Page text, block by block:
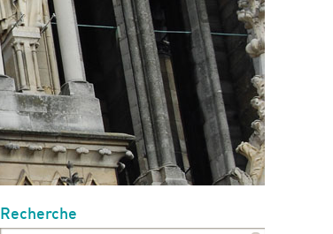
Recherche